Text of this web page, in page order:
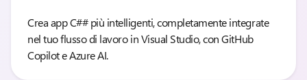
Crea app C## più intelligenti, completamente integrate
nel tuo flusso di lavoro in Visual Studio, con GitHub
Copilot e Azure AI.